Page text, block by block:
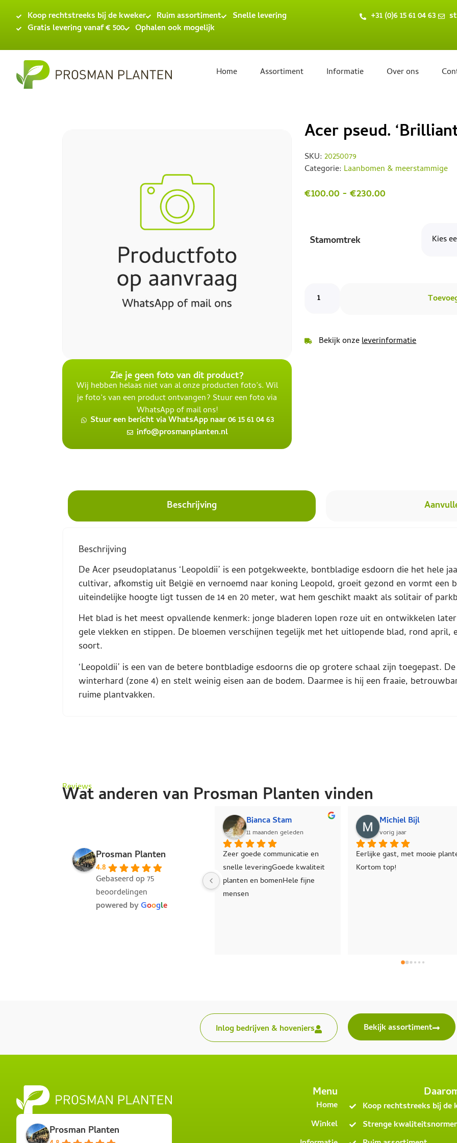
Koop rechtstreeks bij de kweker Ruim assortiment
Snelle levering
Gratis levering vanaf € 500
Ophalen ook mogelijk
+31 (0)6 15 61 04 63
Home Assortiment Informatie Over ons
Zie je geen foto van dit product?
Wij hebben helaas niet van al onze producten foto’s. Wil
je foto’s van een product ontvangen? Stuur een foto via
WhatsApp of mail ons!
Stuur een bericht via WhatsApp naar 06 15 61 04 63
info@prosmanplanten.nl
Acer pseud.
SKU:20250079
Categorie: Laanbomen & meerstammige
€100.00 - €230.00
Stamomtrek
Bekijk onzeleverinformatie
Beschrijving
Beschrijving
De Acer pseudoplatanus ‘Leopoldii’ is een potgekweekte, bontbladige esdoorn die het hele
cultivar, afkomstig uit België en vernoemd naar koning Leopold, groeit gezond en vormt een
uiteindelijke hoogte ligt tussen de 14 en 20 meter, wat hem geschikt maakt als solitair of
Het blad is het meest opvallende kenmerk: jonge bladeren lopen roze uit en ontwikkelen
gele vlekken en stippen. De bloemen verschijnen tegelijk met het uitlopende blad, rond april,
soort.
‘Leopoldii’ is een van de betere bontbladige esdoorns die op grotere schaal zijn toegepast.
winterhard (zone 4) en stelt weinig eisen aan de bodem. Daarmee is hij een fraaie,
ruime plantvakken.
Reviews
Wat anderen van Prosman Planten vinden
Prosman Planten
4.8
Gebaseerd op 75
beoordelingen
powered byGoogle
Eerlijke gast, met mooie planten.
Kortom top!
Sam Sankarey
vorig jaar
Jonge ondernemer met goede
kwaliteit planten!
vorig jaar
Prachtige bomen en
geleverd, prettig in contact,
Inlog bedrijven & hoveniers Bekijk assortiment
Prosman Planten
Menu
Home
Winkel
Koop rechtstreeks bij de
Strenge